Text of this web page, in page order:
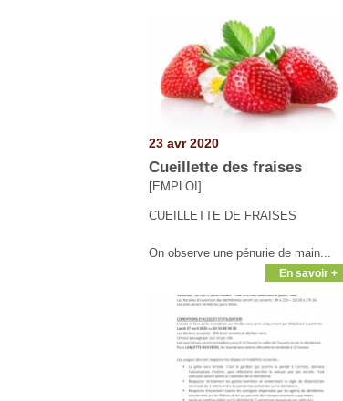
23 avr 2020
Cueillette des fraises
[EMPLOI]
CUEILLETTE DE FRAISES
On observe une pénurie de main...
En savoir +